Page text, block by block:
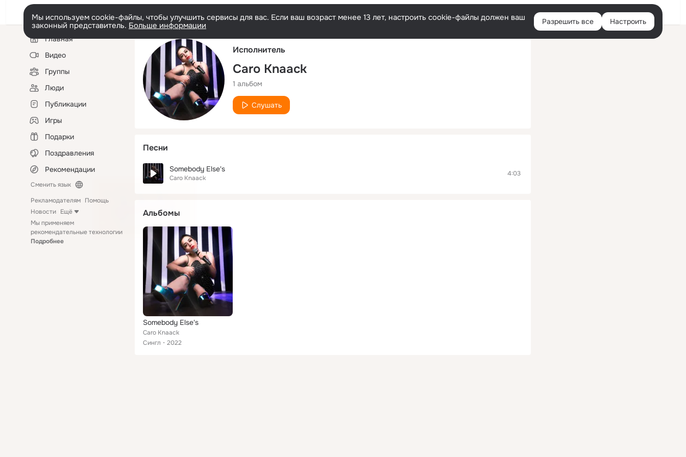
Русский Войти
Мы используем cookie-файлы, чтобы улучшить сервисы для вас. Если ваш возраст менее 13 лет, настроить cookie-файлы должен ваш
законный представитель. Больше информации Разрешить все Настроить
Левая
колонкаГлавная
Видео
Группы
Люди
Публикации
Игры
Подарки
Поздравления
Рекомендации
Сменить язык
Рекламодателям Помощь
Новости Ещё
Мы применяем
рекомендательные технологии
Подробнее
Исполнитель
Caro Knaack
1 альбом
Слушать
Песни
Somebody Else's
Caro Knaack
4:03
Альбомы
Somebody Else's
Caro Knaack
Сингл
2022